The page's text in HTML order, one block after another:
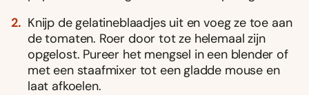
Knijp de gelatineblaadjes uit en voeg ze toe aan
de tomaten. Roer door tot ze helemaal zijn
opgelost. Pureer het mengsel in een blender of
met een staafmixer tot een gladde mouse en
laat afkoelen.